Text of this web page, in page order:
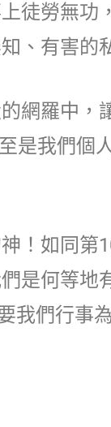
徒勞無功
、有害的
網羅中，
是我們個
！如同第
是何等地
我們行事